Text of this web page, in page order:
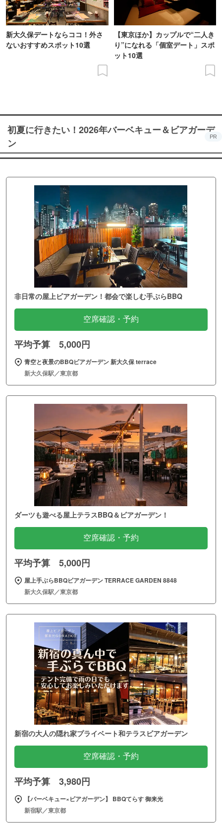
新大久保デートならココ！外さ
ないおすすめスポット10選
【東京ほか】カップルで“二人き
り”になれる「個室デート」スポ
ット10選
初夏に行きたい！2026年バーベキュー＆ビアガーデ
ン
PR
非日常の屋上ビアガーデン！都会で楽しむ手ぶらBBQ
空席確認・予約
平均予算 5,000円
青空と夜景のBBQビアガーデン 新大久保 terrace
新大久保駅／東京都
ダーツも遊べる屋上テラスBBQ＆ビアガーデン！
空席確認・予約
平均予算 5,000円
屋上手ぶらBBQビアガーデン TERRACE GARDEN 8848
新大久保駅／東京都
新宿の大人の隠れ家プライベート和テラスビアガーデン
空席確認・予約
平均予算 3,980円
【バーベキュー×ビアガーデン】 BBQてらす 御来光
新宿駅／東京都